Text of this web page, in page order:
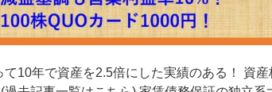
て10年で資産を2.5倍にした実績のある！ 資産